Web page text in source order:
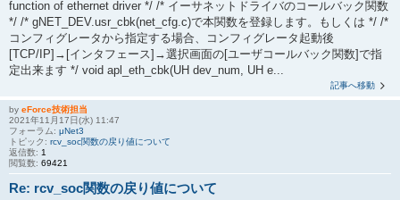
function of ethernet driver */ /* イーサネットドライバのコールバック関数
*/ /* gNET_DEV.usr_cbk(net_cfg.c)で本関数を登録します。もしくは */ /*
コンフィグレータから指定する場合、コンフィグレータ起動後
[TCP/IP]→[インタフェース]→選択画面の[ユーザコールバック関数]で指
定出来ます */ void apl_eth_cbk(UH dev_num, UH e...
記事へ移動
by eForce技術担当
2021年11月17日(水) 11:47
フォーラム: μNet3
トピック: rcv_soc関数の戻り値について
返信数: 1
閲覧数: 69421
Re: rcv_soc関数の戻り値について